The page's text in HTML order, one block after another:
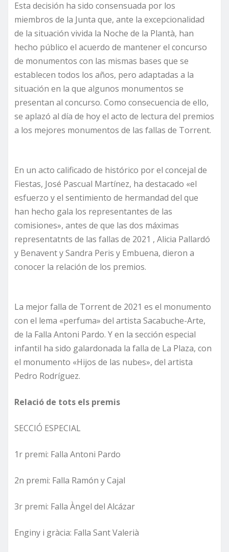
Esta decisión ha sido consensuada por los
miembros de la Junta que, ante la excepcionalidad
de la situación vivida la Noche de la Plantà, han
hecho público el acuerdo de mantener el concurso
de monumentos con las mismas bases que se
establecen todos los años, pero adaptadas a la
situación en la que algunos monumentos se
presentan al concurso. Como consecuencia de ello,
se aplazó al día de hoy el acto de lectura del premios
a los mejores monumentos de las fallas de Torrent.
En un acto calificado de histórico por el concejal de
Fiestas, José Pascual Martínez, ha destacado «el
esfuerzo y el sentimiento de hermandad del que
han hecho gala los representantes de las
comisiones», antes de que las dos máximas
representatnts de las fallas de 2021 , Alicia Pallardó
y Benavent y Sandra Peris y Embuena, dieron a
conocer la relación de los premios.
La mejor falla de Torrent de 2021 es el monumento
con el lema «perfuma» del artista Sacabuche-Arte,
de la Falla Antoni Pardo. Y en la sección especial
infantil ha sido galardonada la falla de La Plaza, con
el monumento «Hijos de las nubes», del artista
Pedro Rodríguez.
Relació de tots els premis
SECCIÓ ESPECIAL
1r premi: Falla Antoni Pardo
2n premi: Falla Ramón y Cajal
3r premi: Falla Àngel del Alcázar
Enginy i gràcia: Falla Sant Valerià